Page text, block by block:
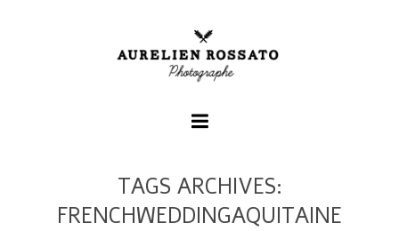
TAGS ARCHIVES:
FRENCHWEDDINGAQUITAINE